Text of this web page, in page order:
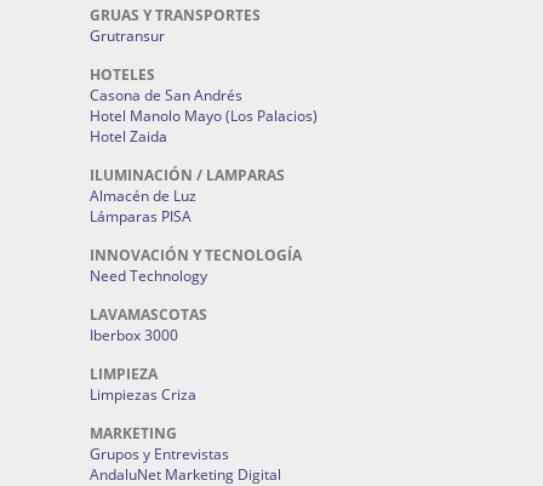
GRUAS Y TRANSPORTES
Grutransur
HOTELES
Casona de San Andrés
Hotel Manolo Mayo (Los Palacios)
Hotel Zaida
ILUMINACIÓN / LAMPARAS
Almacén de Luz
Lámparas PISA
INNOVACIÓN Y TECNOLOGÍA
Need Technology
LAVAMASCOTAS
Iberbox 3000
LIMPIEZA
Limpiezas Criza
MARKETING
Grupos y Entrevistas
AndaluNet Marketing Digital